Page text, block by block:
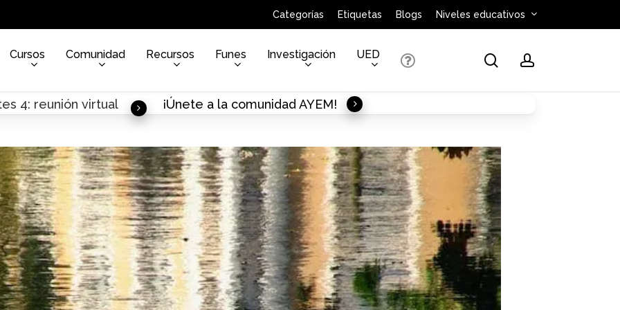
Categorías Etiquetas Blogs Niveles educativos
Cursos Comunidad Recursos Funes Investigación UED searchaccount
4: reunión virtual ¡Únete a la comunidad AYEM!